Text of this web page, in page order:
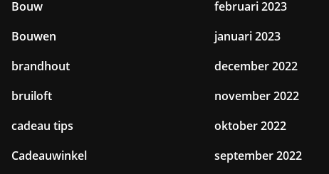
Bouw
Bouwen
brandhout
bruiloft
cadeau tips
Cadeauwinkel
februari 2023
januari 2023
december 2022
november 2022
oktober 2022
september 2022